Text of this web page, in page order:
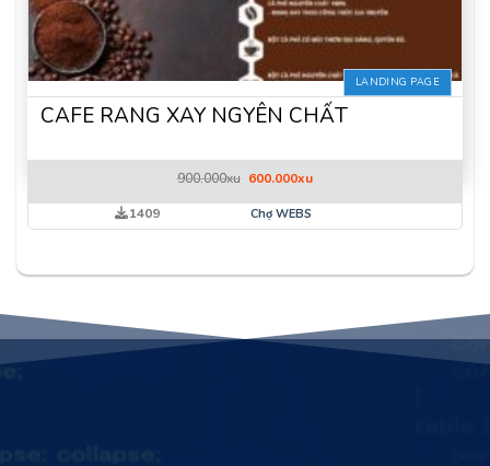
LANDING PAGE
CAFE RANG XAY NGYÊN CHẤT
900.000xu Giá
là:
900.000xu.
600.000xuGiá
tại
1409 Chợ WEBS